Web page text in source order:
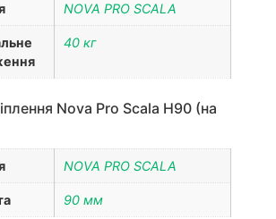
NOVA PRO SCALA
40 кг
Nova Pro Scala H90 (на
NOVA PRO SCALA
90 мм